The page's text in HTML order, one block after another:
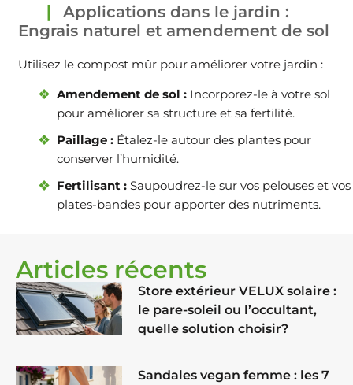
Articles récents
Store extérieur VELUX solaire :
le pare-soleil ou l’occultant,
quelle solution choisir?
Sandales vegan femme : les 7
Applications dans le jardin :
Engrais naturel et amendement de sol
Utilisez le compost mûr pour améliorer votre jardin :
Amendement de sol : Incorporez-le à votre sol
pour améliorer sa structure et sa fertilité.
Paillage : Étalez-le autour des plantes pour
conserver l’humidité.
Fertilisant : Saupoudrez-le sur vos pelouses et vos
plates-bandes pour apporter des nutriments.